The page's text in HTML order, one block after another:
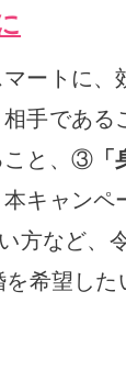
ートに、
相手である
こと、③
キャンペ
方など、
希望し